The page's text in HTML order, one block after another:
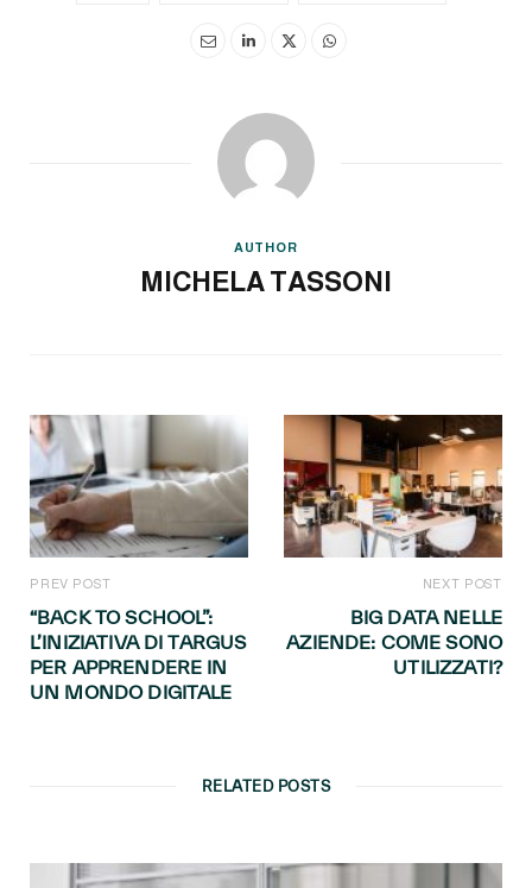
AUTHOR
MICHELA TASSONI
PREV POST
“BACK TO SCHOOL”:
L’INIZIATIVA DI TARGUS
PER APPRENDERE IN
UN MONDO DIGITALE
NEXT POST
BIG DATA NELLE
AZIENDE: COME SONO
UTILIZZATI?
RELATED POSTS